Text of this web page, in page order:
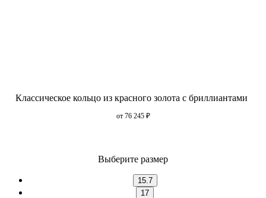
Классическое кольцо из красного золота с бриллиантами
от 76 245 ₽
Выберите размер
15.7
17